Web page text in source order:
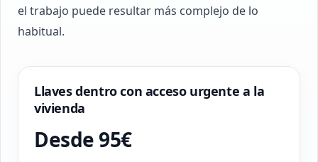
el trabajo puede resultar más complejo de lo
habitual.
Llaves dentro con acceso urgente a la
vivienda
Desde 95€